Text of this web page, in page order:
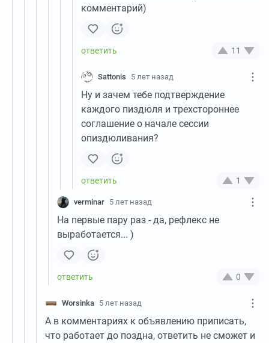
комментарий)
11
Sattonis 5 лет назад
Ну и зачем тебе подтверждение
каждого пиздюля и трехстороннее
соглашение о начале сессии
опиздюливания?
1
verminar 5 лет назад
На первые пару раз - да, рефлекс не
выработается... )
0
Worsinka 5 лет назад
А в комментариях к объявлению приписать,
что работает до поздна, ответить не сможет и